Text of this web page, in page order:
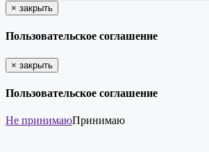
× закрыть
Пользовательское соглашение
× закрыть
Пользовательское соглашение
Не принимаюПринимаю